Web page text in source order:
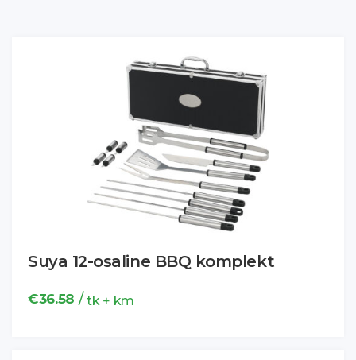
Suya 12-osaline BBQ komplekt
€36.58 / tk + km